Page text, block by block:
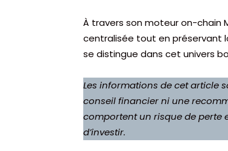
À travers son moteur on-chain
centralisée tout en préservant
se distingue dans cet univers
Les informations de cet article
conseil financier ni une
comportent un risque de perte
d’investir.